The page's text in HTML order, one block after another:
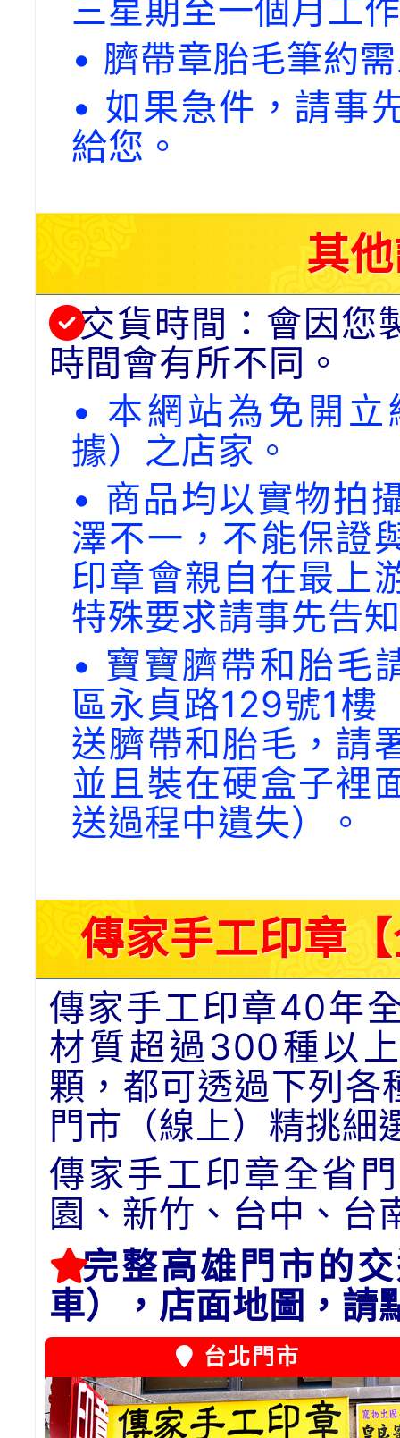
三星期至一個月工
• 臍帶章胎毛筆約
• 如果急件，請事
給您。
其
交貨時間：會因您
時間會有所不同。
• 本網站為免開
據）之店家。
• 商品均以實物拍
澤不一，不能保證
印章會親自在最上
特殊要求請事先告
• 寶寶臍帶和胎毛
區永貞路129號1樓
送臍帶和胎毛，請
並且裝在硬盒子裡
送過程中遺失）。
傳家手工印章
傳家手工印章40年
材質超過300種以
顆，都可透過下列各
門市（線上）精挑細
傳家手工印章全省
園、新竹、台中、台
完整高雄門市的
車），店面地圖，請
台北門市